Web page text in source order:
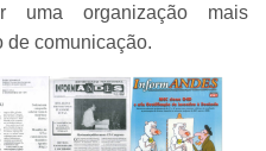
uma organização mais
de comunicação.